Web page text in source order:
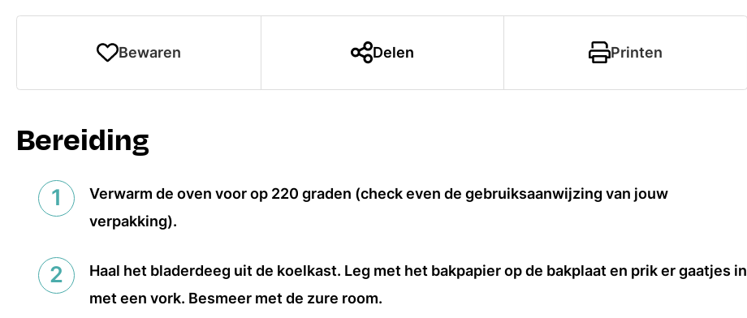
Bewaren Delen Printen
Bereiding
Verwarm de oven voor op 220 graden (check even de gebruiksaanwijzing van jouw
verpakking).
Haal het bladerdeeg uit de koelkast. Leg met het bakpapier op de bakplaat en prik er gaatjes in
met een vork. Besmeer met de zure room.